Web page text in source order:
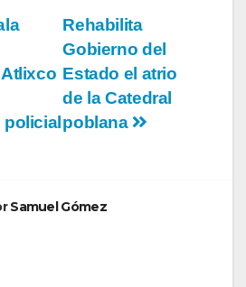
Rehabilita
Gobierno del
Estado el atrio
de la Catedral
poblana
Samuel Gómez